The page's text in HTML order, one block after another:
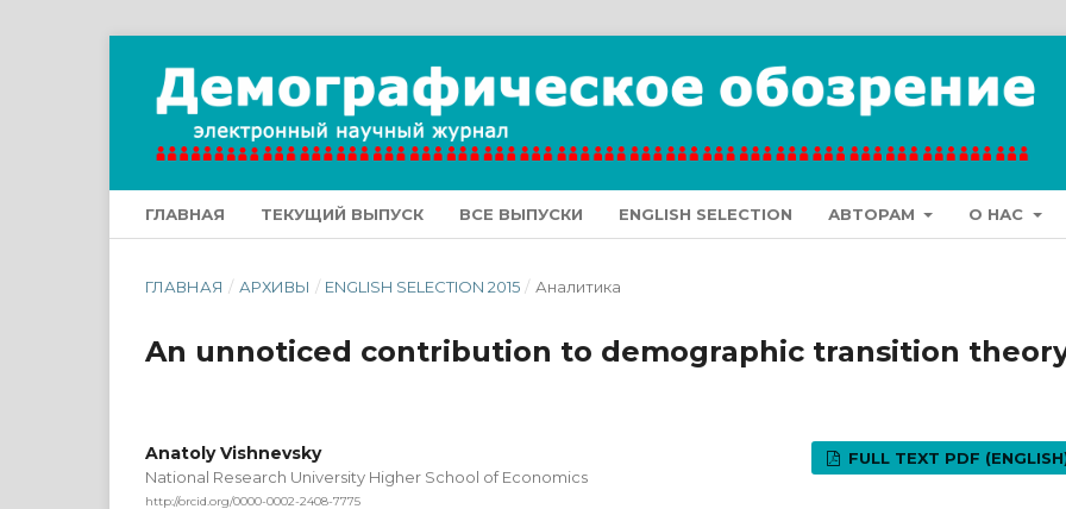
ГЛАВНАЯ ТЕКУЩИЙ ВЫПУСК ВСЕ ВЫПУСКИ ENGLISH SELECTION АВТОРАМ О НАС
ГЛАВНАЯ / АРХИВЫ / ENGLISH SELECTION 2015 / Аналитика
An unnoticed contribution to demographic transition
Anatoly Vishnevsky
National Research University Higher School of Economics
http://orcid.org/0000-0002-2408-7775
FULL TEXT PDF